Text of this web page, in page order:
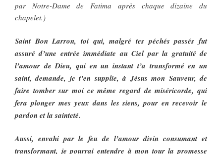
par Notre-Dame de Fatima après chaque dizaine du
chapelet.)
Saint Bon Larron, toi qui, malgré tes péchés passés fut
assuré d’une entrée immédiate au Ciel par la gratuité de
l’amour de Dieu, qui en un instant t’a transformé en un
saint, demande, je t’en supplie, à Jésus mon Sauveur, de
faire tomber sur moi ce même regard de miséricorde, qui
fera plonger mes yeux dans les siens, pour en recevoir le
pardon et la sainteté.
Aussi, envahi par le feu de l’amour divin consumant et
transformant, je pourrai entendre à mon tour la promesse